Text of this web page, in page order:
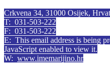
Crkvena 34, 31000 Osijek,
T: 031-503-222
F: 031-503-222
E: This email address is being
JavaScript enabled to view it.
W: www.imemarijino.hr